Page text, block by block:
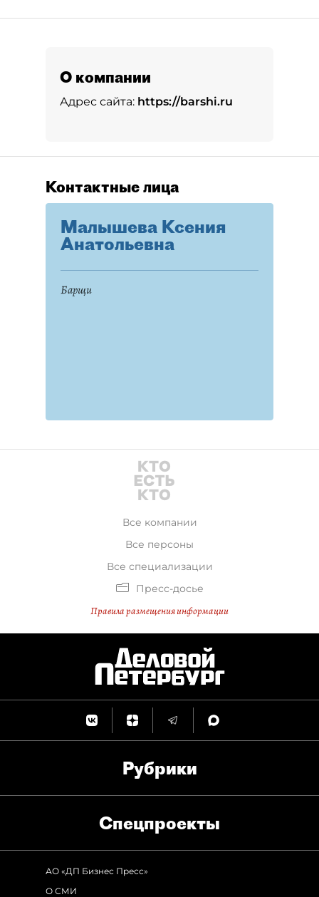
О компании
Адрес сайта: https://barshi.ru
Контактные лица
Малышева Ксения
Анатольевна
Барщи
Все компании
Все персоны
Все специализации
Пресс-досье
Правила размещения информации
Рубрики
Спец­проекты
АО «ДП Бизнес Пресс»
О СМИ